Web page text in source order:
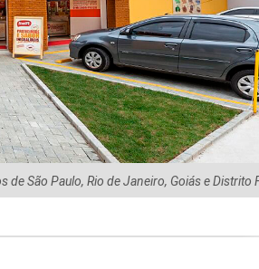
São Paulo, Rio de Janeiro, Goiás e Distrito